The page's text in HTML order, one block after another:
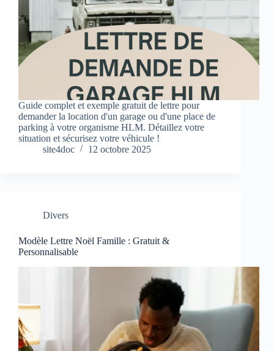
Guide complet et exemple gratuit de lettre pour
demander la location d'un garage ou d'une place de
parking à votre organisme HLM. Détaillez votre
situation et sécurisez votre véhicule !
site4doc
12 octobre 2025
Divers
Modèle Lettre Noël Famille : Gratuit &
Personnalisable